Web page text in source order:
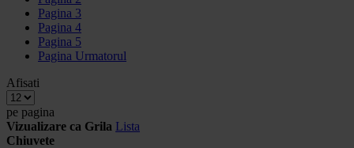
Pagina 3
Pagina 4
Pagina 5
Pagina Urmatorul
Afisati
pe pagina
Vizualizare ca Grila Lista
Chiuvete